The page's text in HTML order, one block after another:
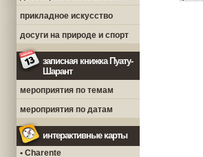
прикладное искусство
досуги на природе и спорт
записная книжка Пуату-
Шарант
мероприятия по темам
мероприятия по датам
интерактивные карты
• Charente